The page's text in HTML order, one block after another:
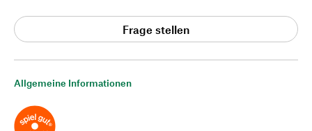
Allgemeine Informationen
Frage stellen